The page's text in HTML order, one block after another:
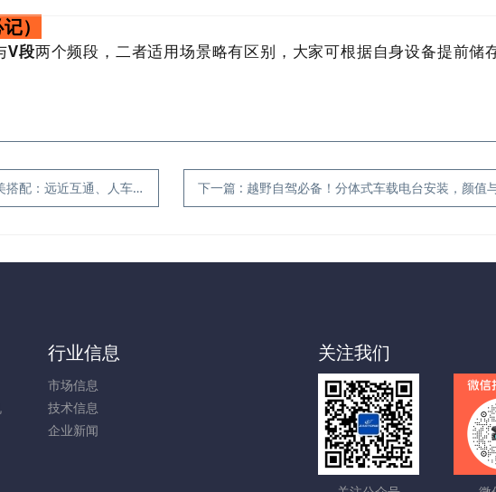
）
V段两个频段，二者适用场景略有区别，大家可根据自身设备提前储
通、人车无缝的全域通信方案! 下一篇 : 越野自驾必备！分体式车载电台安装，颜值与性
行业信息
市场信息
技术信息
企业新闻
关注我们